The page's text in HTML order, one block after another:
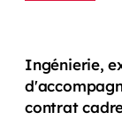
Ingénierie,
contrat